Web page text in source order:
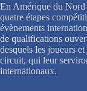
En Amérique du
quatre étapes
évènements
de qualifications
desquels les joueurs
circuit, qui leur
internationaux.